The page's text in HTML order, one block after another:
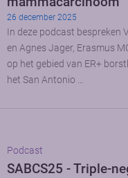
26 december 2025
In deze podcast bespreken
en Agnes Jager, Erasmus
op het gebied van ER+
het San Antonio …
Podcast
SABCS25 - Triple-